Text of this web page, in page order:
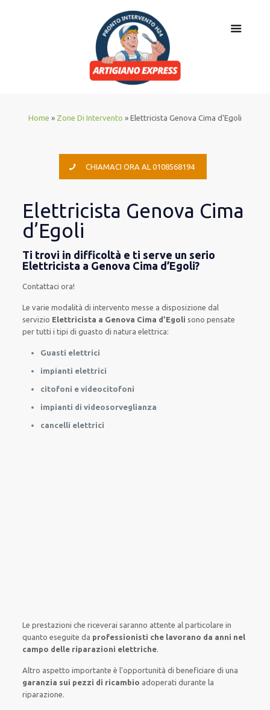
Home » Zone Di Intervento » Elettricista Genova Cima d’Egoli
CHIAMACI ORA AL 0108568194
Elettricista Genova Cima
d’Egoli
Ti trovi in difficoltà e ti serve un serio
Elettricista a Genova Cima d’Egoli?
Contattaci ora!
Levarie modalità diintervento messe a disposizione dal
servizio Elettricista a Genova Cima d’Egoli sonopensate
pertutti i tipi di guasto di natura elettrica:
Guasti elettrici
impianti elettrici
citofoni e videocitofoni
impianti di videosorveglianza
cancelli elettrici
Le prestazioni che riceverai saranno attente al particolare in
quanto eseguite da professionisti che lavorano da anni nel
campo delle riparazioni elettriche.
Altro aspetto importante è l’opportunità di beneficiare di una
garanzia sui pezzi di ricambio adoperati durante la
riparazione.